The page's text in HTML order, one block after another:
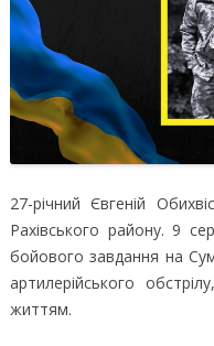
27-річний Євгеній
Рахівського району. 9
бойового завдання на
артилерійського
життям.